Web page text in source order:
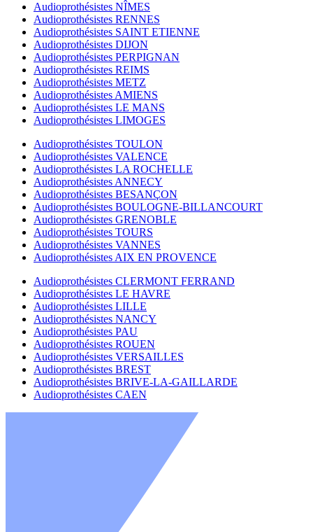
Audioprothésistes NÎMES
Audioprothésistes RENNES
Audioprothésistes SAINT ETIENNE
Audioprothésistes DIJON
Audioprothésistes PERPIGNAN
Audioprothésistes REIMS
Audioprothésistes METZ
Audioprothésistes AMIENS
Audioprothésistes LE MANS
Audioprothésistes LIMOGES
Audioprothésistes TOULON
Audioprothésistes VALENCE
Audioprothésistes LA ROCHELLE
Audioprothésistes ANNECY
Audioprothésistes BESANÇON
Audioprothésistes BOULOGNE-BILLANCOURT
Audioprothésistes GRENOBLE
Audioprothésistes TOURS
Audioprothésistes VANNES
Audioprothésistes AIX EN PROVENCE
Audioprothésistes CLERMONT FERRAND
Audioprothésistes LE HAVRE
Audioprothésistes LILLE
Audioprothésistes NANCY
Audioprothésistes PAU
Audioprothésistes ROUEN
Audioprothésistes VERSAILLES
Audioprothésistes BREST
Audioprothésistes BRIVE-LA-GAILLARDE
Audioprothésistes CAEN